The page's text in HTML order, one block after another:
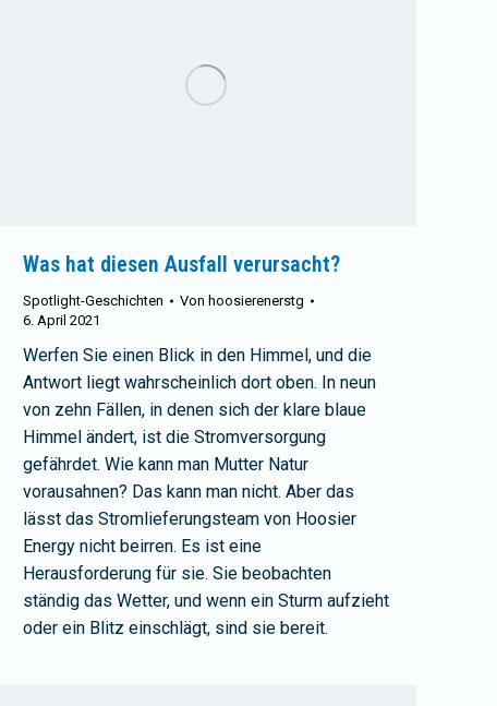
Was hat diesen Ausfall verursacht?
Spotlight-Geschichten Von hoosierenerstg
6. April 2021
Werfen Sie einen Blick in den Himmel, und die
Antwort liegt wahrscheinlich dort oben. In neun
von zehn Fällen, in denen sich der klare blaue
Himmel ändert, ist die Stromversorgung
gefährdet. Wie kann man Mutter Natur
vorausahnen? Das kann man nicht. Aber das
lässt das Stromlieferungsteam von Hoosier
Energy nicht beirren. Es ist eine
Herausforderung für sie. Sie beobachten
ständig das Wetter, und wenn ein Sturm aufzieht
oder ein Blitz einschlägt, sind sie bereit.